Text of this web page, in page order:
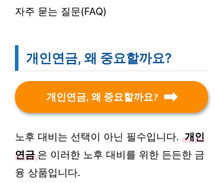
자주 묻는 질문(FAQ)
개인연금, 왜 중요할까요?
개인연금, 왜 중요할까요?
노후 대비는 선택이 아닌 필수입니다. 개인
연금 은 이러한 노후 대비를 위한 든든한 금
융 상품입니다.